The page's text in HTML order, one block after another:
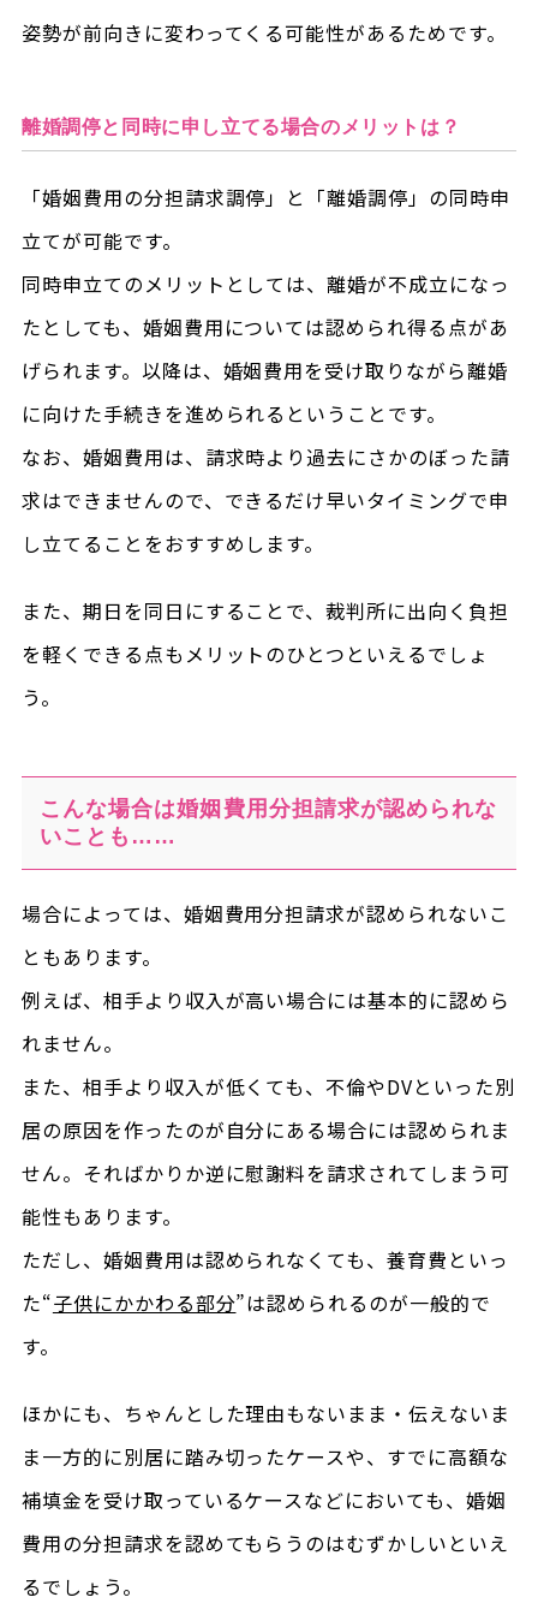
姿勢が前向きに変わってくる可能性があるためです。
離婚調停と同時に申し立てる場合のメリットは？
「婚姻費用の分担請求調停」と「離婚調停」の同時申
立てが可能です。
同時申立てのメリットとしては、離婚が不成立になっ
たとしても、婚姻費用については認められ得る点があ
げられます。以降は、婚姻費用を受け取りながら離婚
に向けた手続きを進められるということです。
なお、婚姻費用は、請求時より過去にさかのぼった請
求はできませんので、できるだけ早いタイミングで申
し立てることをおすすめします。
また、期日を同日にすることで、裁判所に出向く負担
を軽くできる点もメリットのひとつといえるでしょ
う。
こんな場合は婚姻費用分担請求が認められな
いことも……
場合によっては、婚姻費用分担請求が認められないこ
ともあります。
例えば、相手より収入が高い場合には基本的に認めら
れません。
また、相手より収入が低くても、不倫やDVといった別
居の原因を作ったのが自分にある場合には認められま
せん。そればかりか逆に慰謝料を請求されてしまう可
能性もあります。
ただし、婚姻費用は認められなくても、養育費といっ
た“子供にかかわる部分”は認められるのが一般的で
す。
ほかにも、ちゃんとした理由もないまま・伝えないま
ま一方的に別居に踏み切ったケースや、すでに高額な
補填金を受け取っているケースなどにおいても、婚姻
費用の分担請求を認めてもらうのはむずかしいといえ
るでしょう。